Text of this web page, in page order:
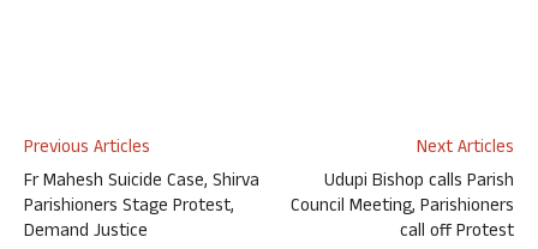
Previous Articles
Fr Mahesh Suicide Case, Shirva
Parishioners Stage Protest,
Demand Justice
Next Articles
Udupi Bishop calls Parish
Council Meeting, Parishioners
call off Protest